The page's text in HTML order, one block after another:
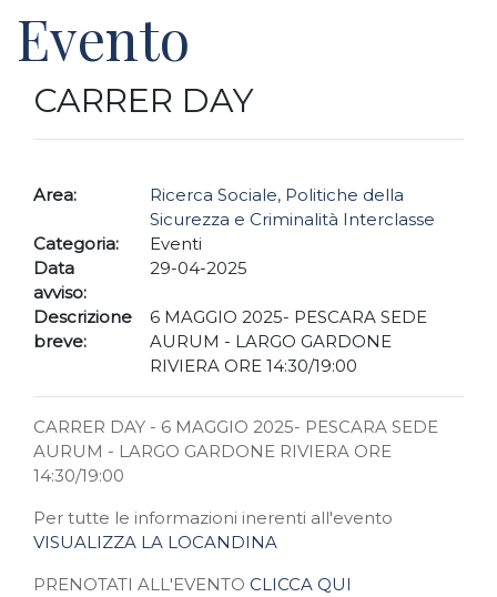
Evento
CARRER DAY
Area:
Ricerca Sociale, Politiche della
Sicurezza e Criminalità Interclasse
Categoria:
Eventi
Data
avviso:
29-04-2025
Descrizione
breve:
6 MAGGIO 2025- PESCARA SEDE
AURUM - LARGO GARDONE
RIVIERA ORE 14:30/19:00
CARRER DAY - 6 MAGGIO 2025- PESCARA SEDE
AURUM - LARGO GARDONE RIVIERA ORE
14:30/19:00
Per tutte le informazioni inerenti all'evento
VISUALIZZA LA LOCANDINA
PRENOTATI ALL'EVENTO CLICCA QUI